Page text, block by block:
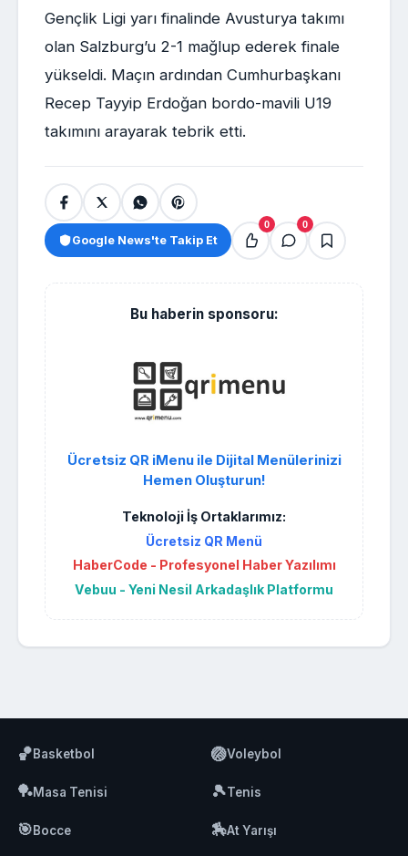
Gençlik Ligi yarı finalinde Avusturya takımı
olan Salzburg’u 2-1 mağlup ederek finale
yükseldi. Maçın ardından Cumhurbaşkanı
Recep Tayyip Erdoğan bordo-mavili U19
takımını arayarak tebrik etti.
Google News'te Takip Et
0 0
Bu haberin sponsoru:
Ücretsiz QR iMenu ile Dijital Menülerinizi
Hemen Oluşturun!
Teknoloji İş Ortaklarımız:
Ücretsiz QR Menü
HaberCode - Profesyonel Haber Yazılımı
Vebuu - Yeni Nesil Arkadaşlık Platformu
🏀Basketbol 🏐Voleybol
🏓Masa Tenisi 🎾Tenis
🎯Bocce 🏇At Yarışı